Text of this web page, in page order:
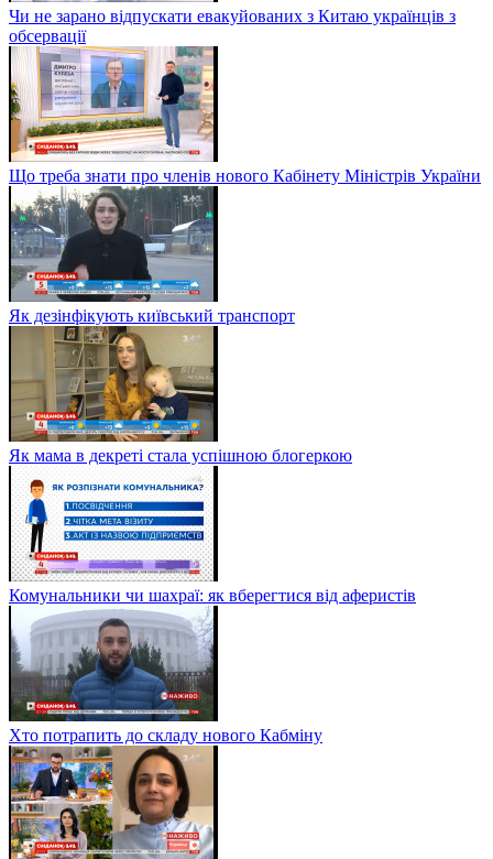
Чи не зарано відпускати евакуйованих з Китаю українців з
обсервації
Що треба знати про членів нового Кабінету Міністрів України
Як дезінфікують київський транспорт
Як мама в декреті стала успішною блогеркою
Комунальники чи шахраї: як вберегтися від аферистів
Хто потрапить до складу нового Кабміну